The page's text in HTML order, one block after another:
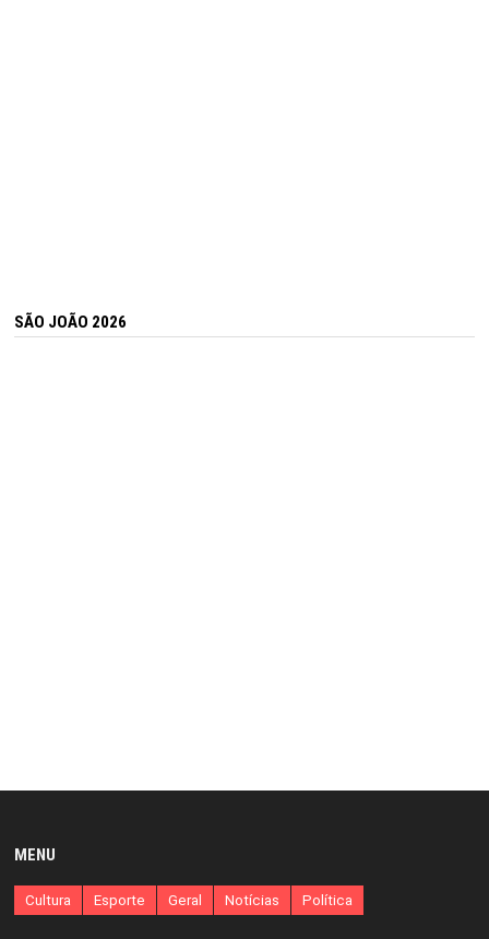
SÃO JOÃO 2026
MENU
Cultura Esporte Geral Notícias Política